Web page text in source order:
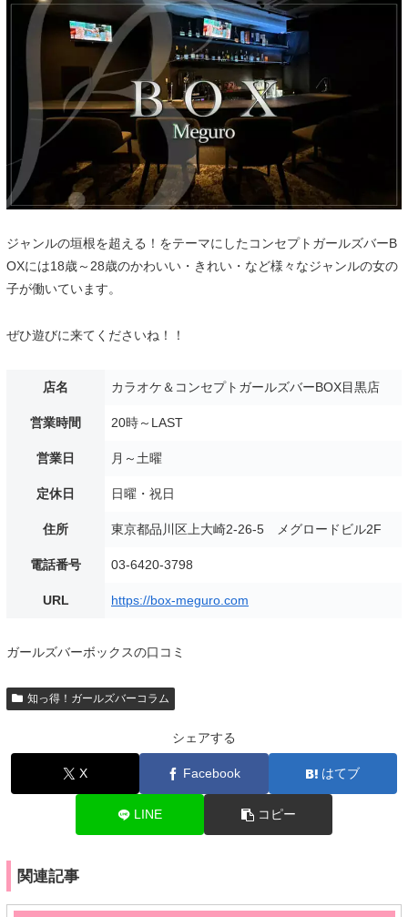
ジャンルの垣根を超える！をテーマにしたコンセプトガールズバーB
OXには18歳～28歳のかわいい・きれい・など様々なジャンルの女の
子が働いています。
ぜひ遊びに来てくださいね！！
店名 カラオケ＆コンセプトガールズバーBOX目黒店
営業時間 20時～LAST
営業日 月～土曜
定休日 日曜・祝日
住所 東京都品川区上大崎2-26-5 メグロードビル2F
電話番号 03-6420-3798
URL https://box-meguro.com
ガールズバーボックスの口コミ
知っ得！ガールズバーコラム
シェアする
X Facebook はてブ
LINE コピー
関連記事